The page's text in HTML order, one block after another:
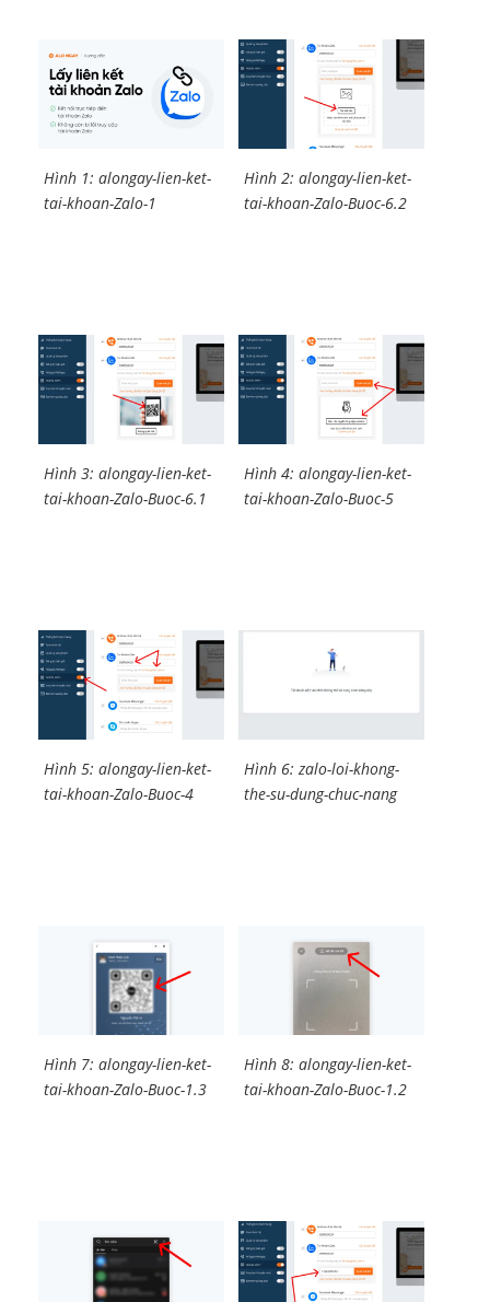
Hình 1: alongay-lien-ket-
tai-khoan-Zalo-1
Hình 2: alongay-lien-ket-
tai-khoan-Zalo-Buoc-6.2
Hình 3: alongay-lien-ket-
tai-khoan-Zalo-Buoc-6.1
Hình 4: alongay-lien-ket-
tai-khoan-Zalo-Buoc-5
Hình 5: alongay-lien-ket-
tai-khoan-Zalo-Buoc-4
Hình 6: zalo-loi-khong-
the-su-dung-chuc-nang
Hình 7: alongay-lien-ket-
tai-khoan-Zalo-Buoc-1.3
Hình 8: alongay-lien-ket-
tai-khoan-Zalo-Buoc-1.2